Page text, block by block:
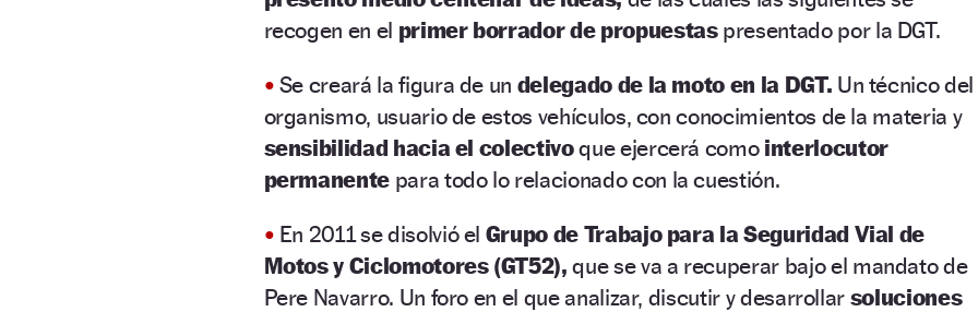
recogen en el primer borrador de propuestaspresentado por la DGT.
• Se creará la figura de un delegado de la moto en la DGT. Un técnico del
organismo, usuario de estos vehículos, con conocimientos de la materia y
sensibilidad hacia el colectivoque ejercerá comointerlocutor
permanente para todo lo relacionado con la cuestión.
• En 2011 se disolvió el Grupo de Trabajo para la Seguridad Vial de
Motos y Ciclomotores (GT52), que se va a recuperar bajo el mandato de
Pere Navarro. Un foro en el que analizar, discutir y desarrollar soluciones